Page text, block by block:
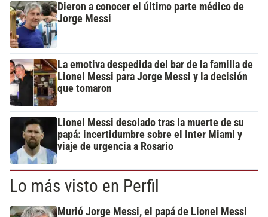
Dieron a conocer el último parte médico de
Jorge Messi
La emotiva despedida del bar de la familia de
Lionel Messi para Jorge Messi y la decisión
que tomaron
Lionel Messi desolado tras la muerte de su
papá: incertidumbre sobre el Inter Miami y
viaje de urgencia a Rosario
Lo más visto en Perfil
Murió Jorge Messi, el papá de Lionel Messi